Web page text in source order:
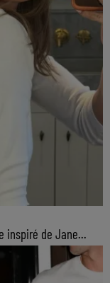
inspiré de Jane...